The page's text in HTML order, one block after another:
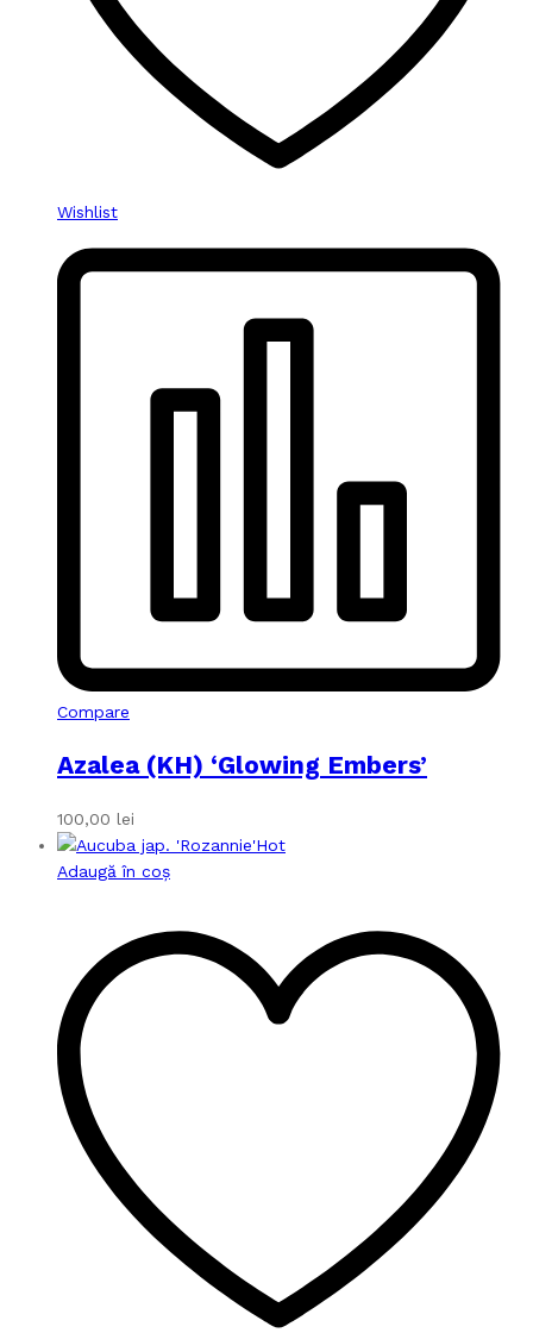
Wishlist
Compare
Azalea (KH) ‘Glowing Embers’
100,00 lei
Hot
Adaugă în coș